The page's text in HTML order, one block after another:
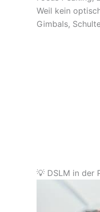
Weil kein
Gimbals,
💡 DSLM in der